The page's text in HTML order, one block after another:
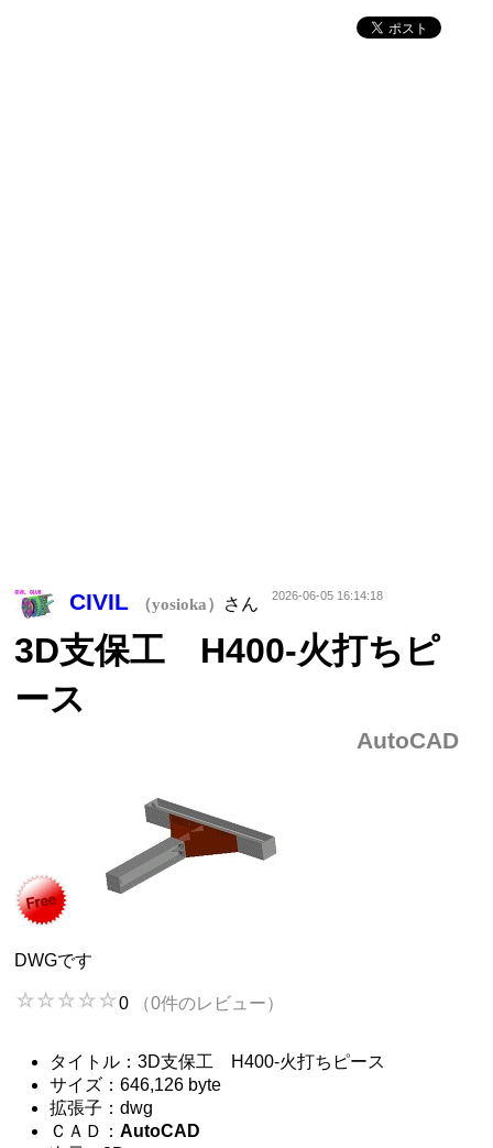
CIVIL （yosioka） さん 2026-06-05 16:14:18
3D支保工 H400-火打ちピ
ース
AutoCAD
DWGです
0 （0件のレビュー）
タイトル：3D支保工 H400-火打ちピース
サイズ：646,126 byte
拡張子：dwg
ＣＡＤ：AutoCAD